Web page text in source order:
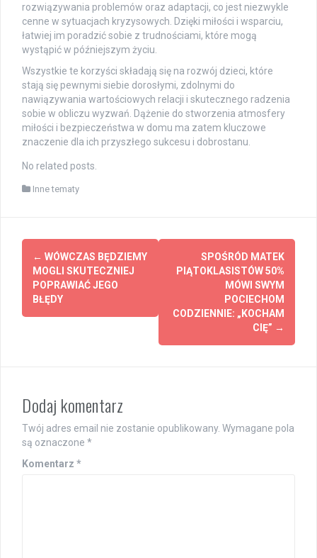
rozwiązywania problemów oraz adaptacji, co jest niezwykle
cenne w sytuacjach kryzysowych. Dzięki miłości i wsparciu,
łatwiej im poradzić sobie z trudnościami, które mogą
wystąpić w późniejszym życiu.
Wszystkie te korzyści składają się na rozwój dzieci, które
stają się pewnymi siebie dorosłymi, zdolnymi do
nawiązywania wartościowych relacji i skutecznego radzenia
sobie w obliczu wyzwań. Dążenie do stworzenia atmosfery
miłości i bezpieczeństwa w domu ma zatem kluczowe
znaczenie dla ich przyszłego sukcesu i dobrostanu.
No related posts.
Inne tematy
Post
navigation
← WÓWCZAS BĘDZIEMY
MOGLI SKUTECZNIEJ
POPRAWIAĆ JEGO
BŁĘDY
SPOŚRÓD MATEK
PIĄTOKLASISTÓW 50%
MÓWI SWYM
POCIECHOM
CODZIENNIE: „KOCHAM
CIĘ” →
Dodaj komentarz
Twój adres email nie zostanie opublikowany. Wymagane pola
są oznaczone *
Komentarz *